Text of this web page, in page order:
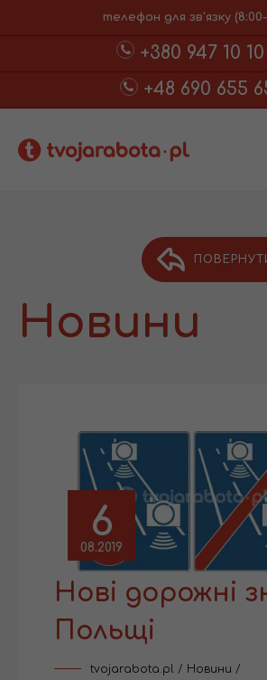
телефон для зв'язку (8:00-
+380 947 10 10
+48 690 655
Новини
6
08.2019
Нові дорожні
Польщі
tvojarabota.pl / Новини /